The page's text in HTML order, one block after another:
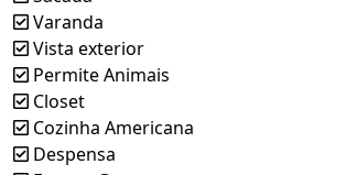
FONE: 81 999351570
ERNESTO SIMPLICIO
CORRETOR DE IMÓVEIS - CRECI 8271
FONE: 81 999772875
Varanda
Vista exterior
Permite Animais
Closet
Cozinha Americana
Despensa